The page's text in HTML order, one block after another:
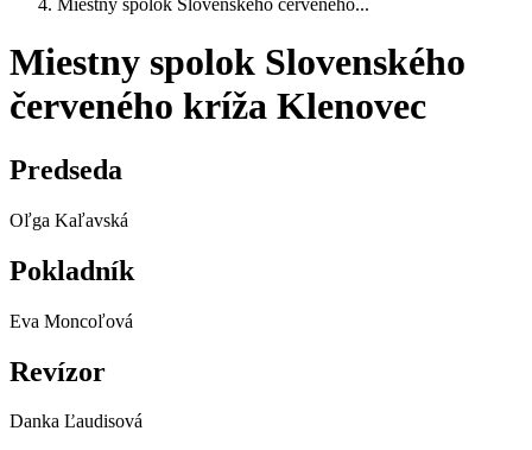
Miestny spolok Slovenského červeného...
Miestny spolok Slovenského
červeného kríža Klenovec
Predseda
Oľga Kaľavská
Pokladník
Eva Moncoľová
Revízor
Danka Ľaudisová